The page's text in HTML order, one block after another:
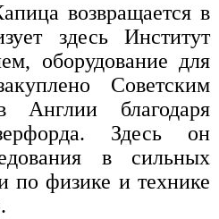
возвращается в
здесь Институт
оборудование для
Советским
Англии благодаря
Здесь он
в сильных
по физике и технике